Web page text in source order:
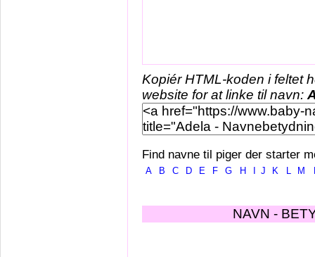
Kopiér HTML-koden i feltet
website for at linke til navn:
Find navne til piger der starter
A B C D E F G H J K L M
NAVN -